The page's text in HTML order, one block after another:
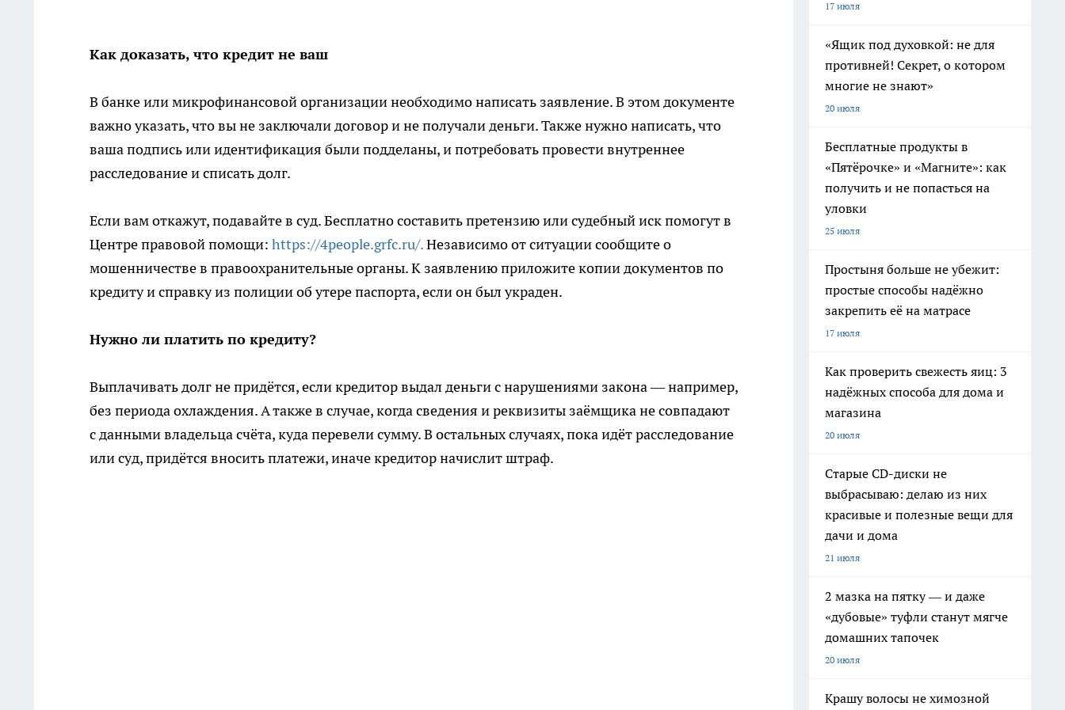
Как доказать, что кредит не ваш
В банке или микрофинансовой организации необходимо написать заявление. В этом документе
важно указать, что вы не заключали договор и не получали деньги. Также нужно написать, что
ваша подпись или идентификация были подделаны, и потребовать провести внутреннее
расследование и списать долг.
Если вам откажут, подавайте в суд. Бесплатно составить претензию или судебный иск помогут в
Центре правовой помощи: https://4people.grfc.ru/.Независимо от ситуации сообщите о
мошенничестве в правоохранительные органы. К заявлению приложите копии документов по
кредиту и справку из полиции об утере паспорта, если он был украден.
Нужно ли платить по кредиту?
Выплачивать долг не придётся, если кредитор выдал деньги с нарушениями закона — например,
без периода охлаждения. А также в случае, когда сведения и реквизиты заёмщика не совпадают
с данными владельца счёта, куда перевели сумму. В остальных случаях, пока идёт расследование
или суд, придётся вносить платежи, иначе кредитор начислит штраф.
17 июля
«Ящик под духовкой: не для
противней! Секрет, о котором
многие не знают»
20 июля
Бесплатные продукты в
«Пятёрочке» и «Магните»: как
получить и не попасться на
уловки
25 июля
Простыня больше не убежит:
простые способы надёжно
закрепить её на матрасе
17 июля
Как проверить свежесть яиц: 3
надёжных способа для дома и
магазина
20 июля
Старые CD-диски не
выбрасываю: делаю из них
красивые и полезные вещи для
дачи и дома
21 июля
2 мазка на пятку — и даже
«дубовые» туфли станут мягче
домашних тапочек
20 июля
Крашу волосы не химозной